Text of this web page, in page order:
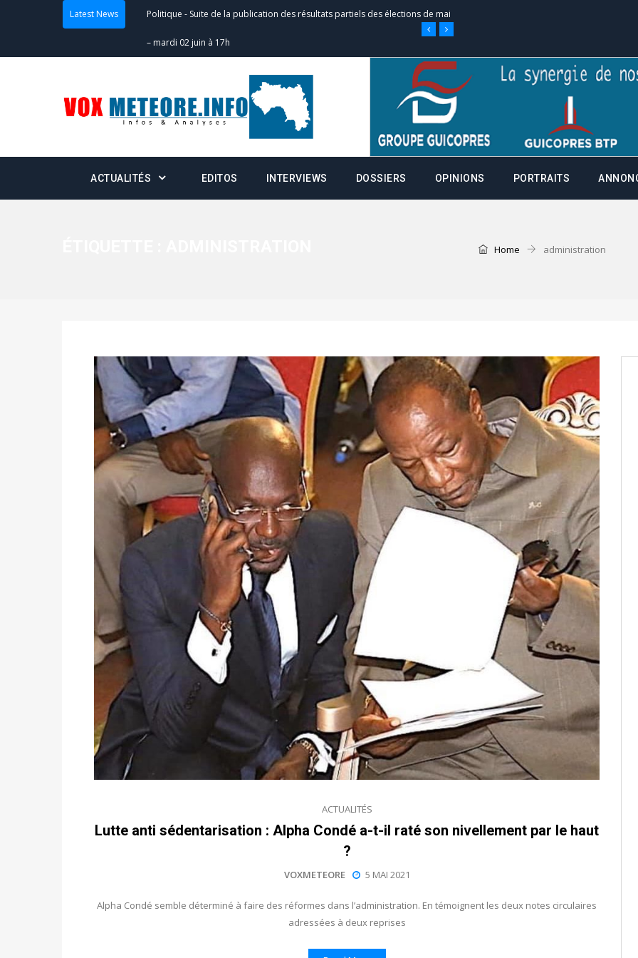
Latest News Politique - Suite de la publication des résultats partiels des élections de mai
– mardi 02 juin à 17h
Scrutins : la DGE active un centre d’appel, joignable au 105, ouvert
24h/24 et 7j/7
Actualités - Double scrutin du 31 mai : fin des campagnes ce jeudi 28 mai à
minuit
Actualités Communiqué relatif à la délivrance de la fiche de procuration
Politique-Double scrutin du 31 mai : retrait des cartes d’électeurs possible
du 16 au 31 mai 2026
Politique Délégués de bureaux de vote : vos informations à transmettre
avant le 16 mai 2026 à 16h
Politique-Proclamation des résultats globaux provisoires et des
statistiques des législatives et communales : ce 4 juin à 18h
Politique Suite de la publication des résultats partiels des élections de mai
ce 03 juin à 14h
ACTUALITÉS EDITOS INTERVIEWS DOSSIERS OPINIONS PORTRAITS
Home administration
ACTUALITÉS
Lutte anti sédentarisation : Alpha Condé a-t-il raté son nivellement par le haut
?
VOXMETEORE 5 MAI 2021
Alpha Condé semble déterminé à faire des réformes dans l’administration. En témoignent les deux notes circulaires
adressées à deux reprises